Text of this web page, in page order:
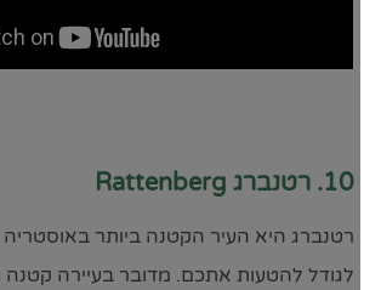
10. רטנברג Rattenberg
רטנברג היא העיר הקטנה ביותר באוסטריה
לגודל להטעות אתכם. מדובר בעיירה קטנה